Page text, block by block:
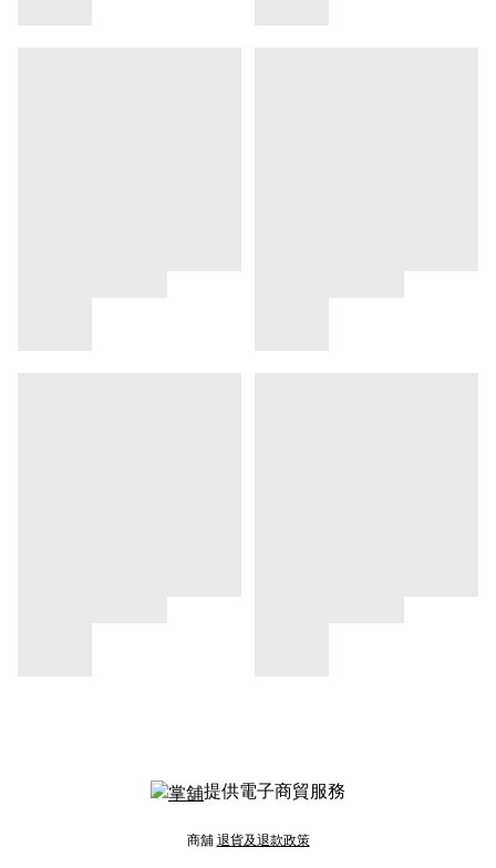
提供電子商貿服務
商舖 退貨及退款政策